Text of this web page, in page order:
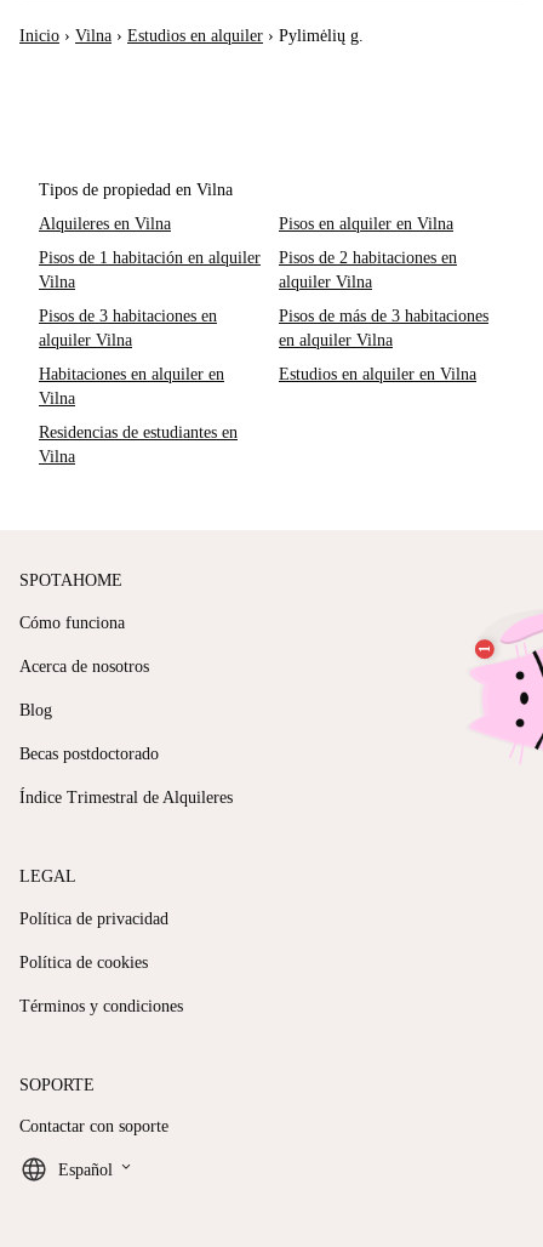
Inicio › Vilna › Estudios en alquiler › Pylimėlių g.
Tipos de propiedad en Vilna
Alquileres en Vilna
Pisos en alquiler en Vilna
Pisos de 1 habitación en alquiler
Vilna
Pisos de 2 habitaciones en
alquiler Vilna
Pisos de 3 habitaciones en
alquiler Vilna
Pisos de más de 3 habitaciones
en alquiler Vilna
Habitaciones en alquiler en
Vilna
Estudios en alquiler en Vilna
Residencias de estudiantes en
Vilna
SPOTAHOME
Cómo funciona
Acerca de nosotros
Blog
Becas postdoctorado
Índice Trimestral de Alquileres
LEGAL
Política de privacidad
Política de cookies
Términos y condiciones
SOPORTE
Contactar con soporte
Español keyboard_arrow_down